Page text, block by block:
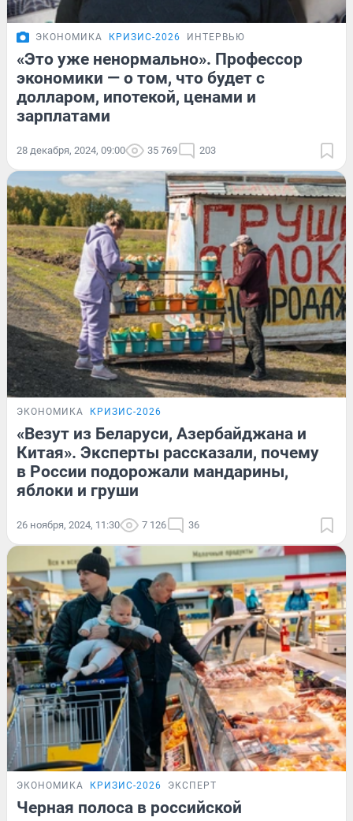
ЭКОНОМИКА КРИЗИС-2026 ИНТЕРВЬЮ
«Это уже ненормально». Профессор
экономики — о том, что будет с
долларом, ипотекой, ценами и
зарплатами
28 декабря, 2024, 09:00 35 769 203
ЭКОНОМИКА КРИЗИС-2026
«Везут из Беларуси, Азербайджана и
Китая». Эксперты рассказали, почему
в России подорожали мандарины,
яблоки и груши
26 ноября, 2024, 11:30 7 126 36
ЭКОНОМИКА КРИЗИС-2026 ЭКСПЕРТ
Черная полоса в российской